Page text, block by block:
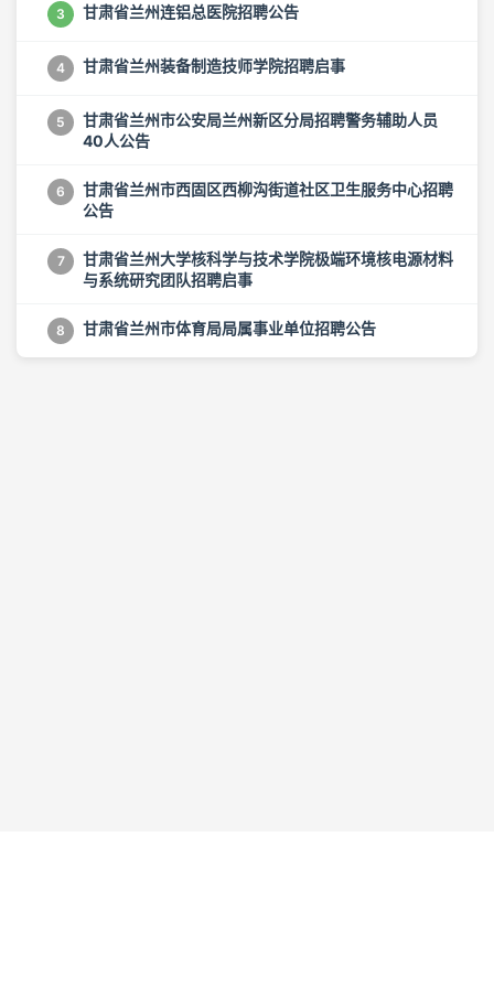
3 甘肃省兰州连铝总医院招聘公告
4 甘肃省兰州装备制造技师学院招聘启事
5
甘肃省兰州市公安局兰州新区分局招聘警务辅助人员
40人公告
6
甘肃省兰州市西固区西柳沟街道社区卫生服务中心招聘
公告
7
甘肃省兰州大学核科学与技术学院极端环境核电源材料
与系统研究团队招聘启事
8 甘肃省兰州市体育局局属事业单位招聘公告